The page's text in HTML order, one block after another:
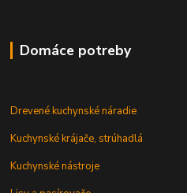
Domáce potreby
Drevené kuchynské náradie
Kuchynské krájače, strúhadlá
Kuchynské nástroje